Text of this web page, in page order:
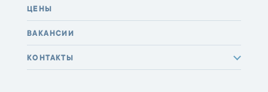
ЦЕНЫ
ВАКАНСИИ
КОНТАКТЫ